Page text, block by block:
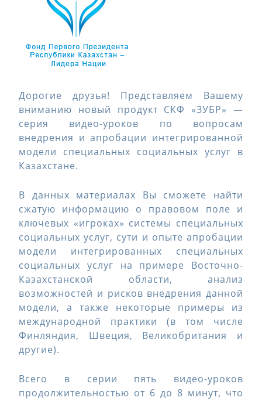
Дорогие друзья! Представляем Вашему
вниманию новый продукт СКФ «ЗУБР» —
серия видео-уроков по вопросам
внедрения и апробации интегрированной
модели специальных социальных услуг в
Казахстане.
В данных материалах Вы сможете найти
сжатую информацию о правовом поле и
ключевых «игроках» системы специальных
социальных услуг, сути и опыте апробации
модели интегрированных специальных
социальных услуг на примере Восточно-
Казахстанской области, анализ
возможностей и рисков внедрения данной
модели, а также некоторые примеры из
международной практики (в том числе
Финляндия, Швеция, Великобритания и
другие).
Всего в серии пять видео-уроков
продолжительностью от 6 до 8 минут, что